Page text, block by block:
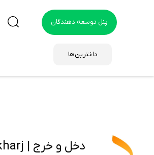
پنل توسعه دهندگان
داغترین‌ها
دخل و خرج | Dakhlokharj